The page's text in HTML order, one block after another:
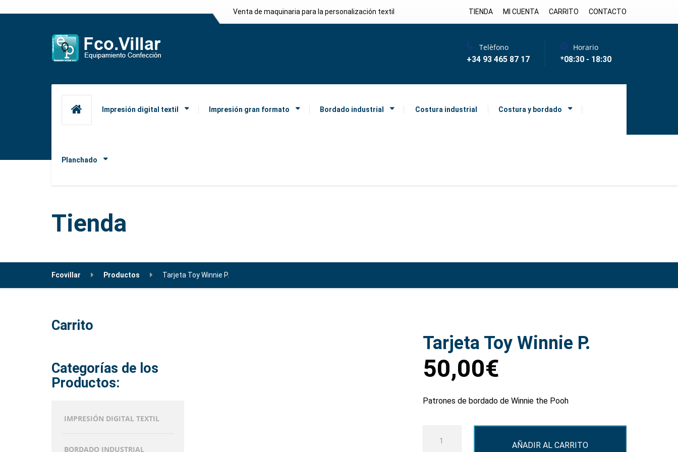
Venta de maquinaria para la personalización textil TIENDA MI CUENTA CARRITO CONTACTO
Impresión digital textil Impresión gran formato Bordado industrial Costura industrial Costura y bordado
Planchado
Telèfono
+34 93 465 87 17
Horario
*08:30 - 18:30
Tienda
Fcovillar Productos Tarjeta Toy Winnie P.
Tarjeta Toy Winnie P.
50,00€
Patrones de bordado de Winnie the Pooh
AÑADIR AL CARRITO
Carrito
Categorías de los
Productos:
IMPRESIÓN DIGITAL TEXTIL
BORDADO INDUSTRIAL